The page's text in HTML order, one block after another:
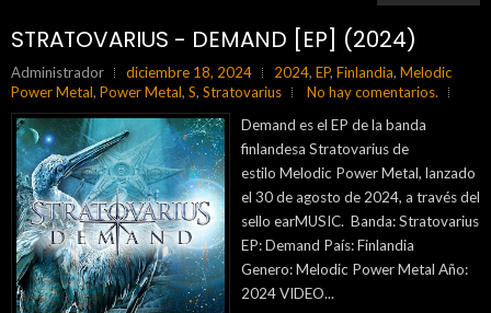
STRATOVARIUS - DEMAND [EP] (2024)
Administrador diciembre 18, 2024 2024, EP, Finlandia, Melodic
Power Metal, Power Metal, S, Stratovarius
No hay comentarios.
Demand es el EP de la banda
finlandesa Stratovarius de
estilo Melodic Power Metal, lanzado
el 30 de agosto de 2024, a través del
sello earMUSIC. Banda: Stratovarius
EP: Demand País: Finlandia
Genero: Melodic Power Metal Año:
2024 VIDEO...